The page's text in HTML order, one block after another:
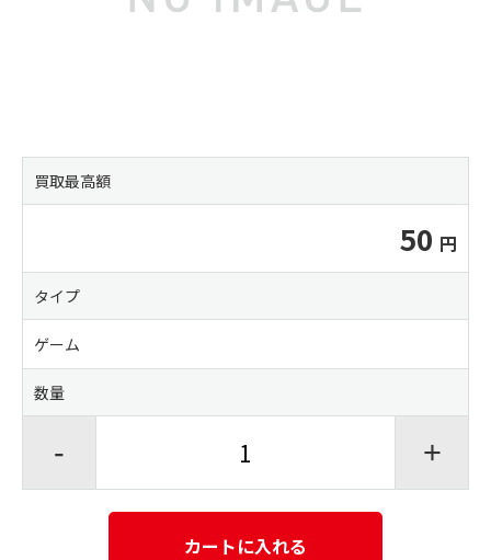
買取最高額
50
タイプ
ゲーム
数量
- +
カートに入れる